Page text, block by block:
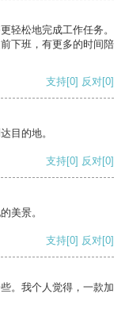
轻松地完成工作任务。
下班，有更多的时间陪
支持[0] 反对[0]
目的地。
支持[0] 反对[0]
美景。
支持[0] 反对[0]
。我个人觉得，一款加